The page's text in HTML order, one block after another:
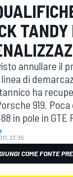
TANDY
annullare il
di
ha
919.
in pole in GTE
23:35
COME FONTE